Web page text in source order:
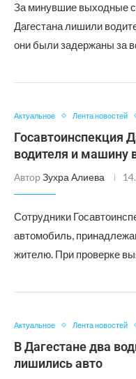
За минувшие выходные
Дагестана лишили
они были задержаны за
Актуальное Лента новостей
Госавтоинспекция
водителя и машину
Автор Зухра Алиева
Сотрудники
автомобиль,
жителю. При проверке
Актуальное Лента новостей
В Дагестане два
лишились авто